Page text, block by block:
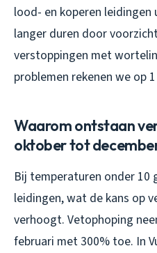
lood- en koperen leidingen
langer duren door
verstoppingen met
problemen rekenen we op
Waarom ontstaan
oktober tot
Bij temperaturen onder 10
leidingen, wat de kans op
verhoogt. Vetophoping
februari met 300% toe. In